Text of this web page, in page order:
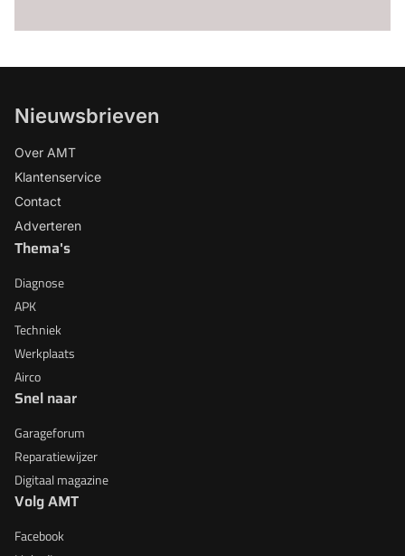
Nieuwsbrieven
Over AMT
Klantenservice
Contact
Adverteren
Thema's
Diagnose
APK
Techniek
Werkplaats
Airco
Snel naar
Garageforum
Reparatiewijzer
Digitaal magazine
Volg AMT
Facebook